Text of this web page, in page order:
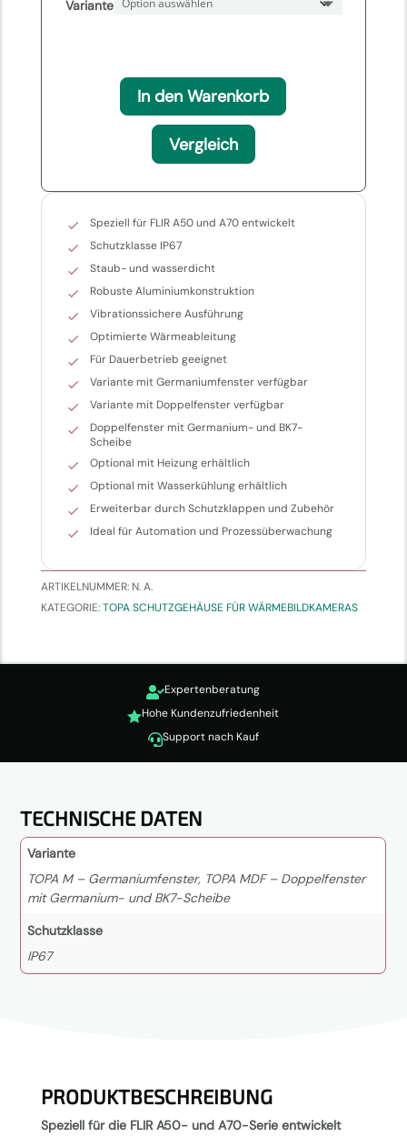
Variante
In den Warenkorb
Vergleich
Speziell für FLIR A50 und A70 entwickelt
Schutzklasse IP67
Staub- und wasserdicht
Robuste Aluminiumkonstruktion
Vibrationssichere Ausführung
Optimierte Wärmeableitung
Für Dauerbetrieb geeignet
Variante mit Germaniumfenster verfügbar
Variante mit Doppelfenster verfügbar
Doppelfenster mit Germanium- und BK7-
Scheibe
Optional mit Heizung erhältlich
Optional mit Wasserkühlung erhältlich
Erweiterbar durch Schutzklappen und Zubehör
Ideal für Automation und Prozessüberwachung
ARTIKELNUMMER: N. A.
KATEGORIE:TOPA SCHUTZGEHÄUSE FÜR WÄRMEBILDKAMERAS
Expertenberatung
Hohe Kundenzufriedenheit
Support nach Kauf
TECHNISCHE DATEN
Variante
TOPA M – Germaniumfenster, TOPA MDF – Doppelfenster
mit Germanium- und BK7-Scheibe
Schutzklasse
IP67
PRODUKTBESCHREIBUNG
Speziell für die FLIR A50- und A70-Serie entwickelt